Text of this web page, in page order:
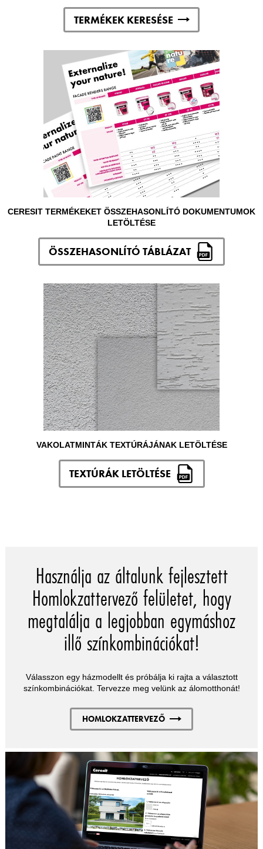
TERMÉKEK KERESÉSE
CERESIT TERMÉKEKET ÖSSZEHASONLÍTÓ DOKUMENTUMOK
LETÖLTÉSE
ÖSSZEHASONLÍTÓ TÁBLÁZAT
VAKOLATMINTÁK TEXTÚRÁJÁNAK LETÖLTÉSE
TEXTÚRÁK LETÖLTÉSE
Használja az általunk fejlesztett
Homlokzattervező felületet, hogy
megtalálja a legjobban egymáshoz
illő színkombinációkat!
Válasszon egy házmodellt és próbálja ki rajta a választott
színkombinációkat. Tervezze meg velünk az álomotthonát!
HOMLOKZATTERVEZŐ